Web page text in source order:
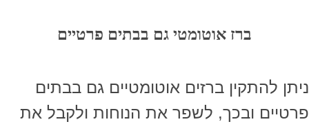
ברז אוטומטי גם בבתים פרטיים
ניתן להתקין ברזים אוטומטיים גם בבתים
פרטיים ובכך, לשפר את הנוחות ולקבל את